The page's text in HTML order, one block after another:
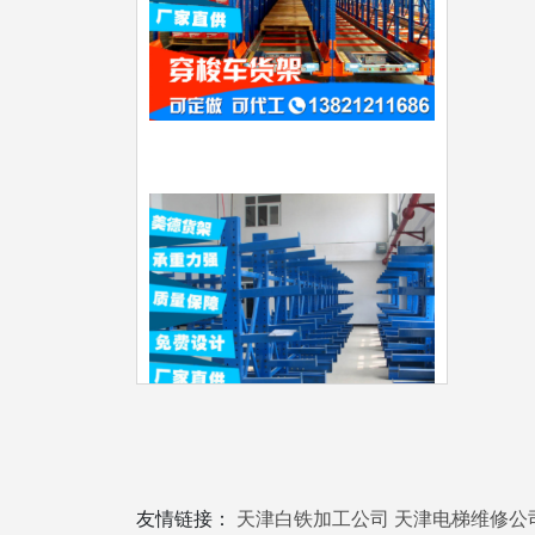
友情链接： 天津白铁加工公司 天津电梯维修公